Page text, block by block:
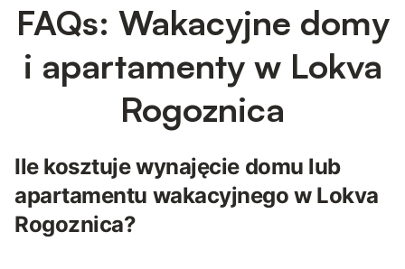
FAQs: Wakacyjne domy
i apartamenty w Lokva
Rogoznica
Ile kosztuje wynajęcie domu lub
apartamentu wakacyjnego w Lokva
Rogoznica?